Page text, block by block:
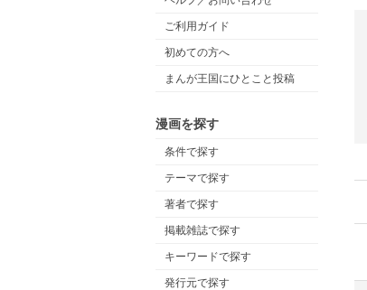
ご利用ガイド
初めての方へ
まんが王国にひとこと投稿
漫画を探す
条件で探す
テーマで探す
著者で探す
掲載雑誌で探す
キーワードで探す
発行元で探す